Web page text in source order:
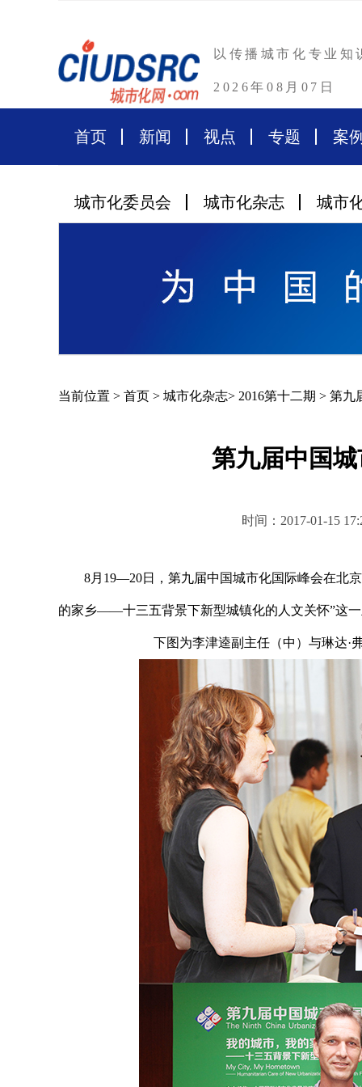
以传播城市化专业知
2026年08月07日
首页 新闻 视点 专题 案
城市化委员会 城市化杂志 城市
当前位置 > 首页 > 城市化杂志> 2016第十二期 > 第九
第九届中国
时间：2017-01-15
8月19—20日，第九届中国城市化国际峰会在北京
的家乡——十三五背景下新型城镇化的人文关怀”这
下图为李津逵副主任（中）与琳达·